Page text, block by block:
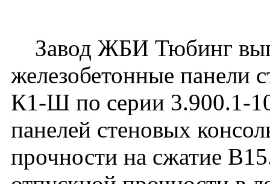
Завод ЖБИ Тюбинг
железобетонные панели
К1-Ш по серии 3.900.1-
панелей стеновых
прочности на сжатие